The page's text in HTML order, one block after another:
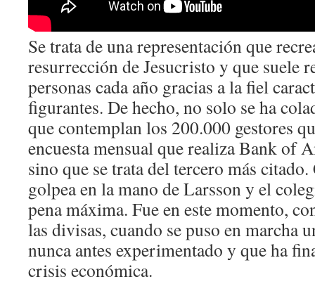
Se trata de una representación que
resurrección de Jesucristo y que suele
personas cada año gracias a la fiel
figurantes. De hecho, no solo se ha
que contemplan los 200.000 gestores
encuesta mensual que realiza Bank
sino que se trata del tercero más
golpea en la mano de Larsson y el
pena máxima. Fue en este momento,
las divisas, cuando se puso en marcha
nunca antes experimentado y que ha
crisis económica.